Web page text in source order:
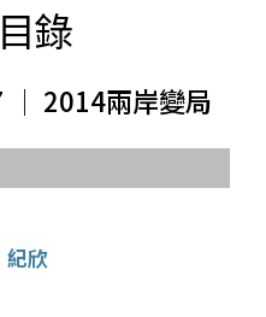
錄
│ 2014兩岸變局
紀欣